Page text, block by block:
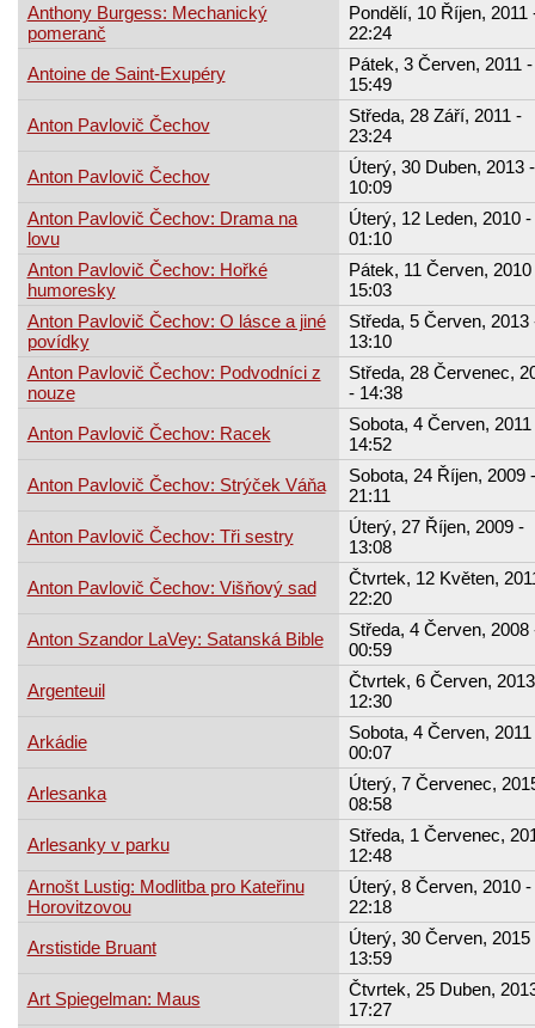
Anthony Burgess: Mechanický
pomeranč
Pondělí, 10 Říjen, 2011
22:24
Antoine de Saint-Exupéry
Pátek, 3 Červen, 2011 -
15:49
Anton Pavlovič Čechov
Středa, 28 Září, 2011 -
23:24
Anton Pavlovič Čechov
Úterý, 30 Duben, 2013 -
10:09
Anton Pavlovič Čechov: Drama na
lovu
Úterý, 12 Leden, 2010 -
01:10
Anton Pavlovič Čechov: Hořké
humoresky
Pátek, 11 Červen, 2010
15:03
Anton Pavlovič Čechov: O lásce a jiné
povídky
Středa, 5 Červen, 2013
13:10
Anton Pavlovič Čechov: Podvodníci z
nouze
Středa, 28 Červenec,
- 14:38
Anton Pavlovič Čechov: Racek
Sobota, 4 Červen, 2011
14:52
Anton Pavlovič Čechov: Strýček Váňa
Sobota, 24 Říjen, 2009 -
21:11
Anton Pavlovič Čechov: Tři sestry
Úterý, 27 Říjen, 2009 -
13:08
Anton Pavlovič Čechov: Višňový sad
Čtvrtek, 12 Květen,
22:20
Anton Szandor LaVey: Satanská Bible
Středa, 4 Červen, 2008
00:59
Argenteuil
Čtvrtek, 6 Červen,
12:30
Arkádie
Sobota, 4 Červen, 2011
00:07
Arlesanka
Úterý, 7 Červenec,
08:58
Arlesanky v parku
Středa, 1 Červenec,
12:48
Arnošt Lustig: Modlitba pro Kateřinu
Horovitzovou
Úterý, 8 Červen, 2010 -
22:18
Arstistide Bruant
Úterý, 30 Červen, 2015
13:59
Art Spiegelman: Maus
Čtvrtek, 25 Duben,
17:27